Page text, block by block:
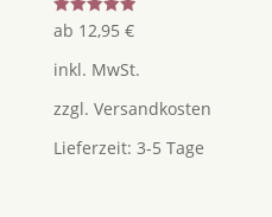
Bewertet
mit
von 5
ab 12,95 €
inkl. MwSt.
zzgl. Versandkosten
Lieferzeit: 3-5 Tage